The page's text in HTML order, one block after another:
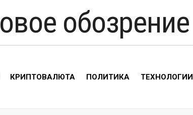
обозрение
КРИПТОВАЛЮТА ПОЛИТИКА ТЕХНОЛОГИИ